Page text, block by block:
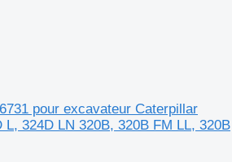
pour excavateur Caterpillar
L, 324D LN 320B, 320B FM LL, 320B